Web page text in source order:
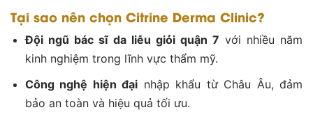
Tại sao nên chọn Citrine Derma Clinic?
Đội ngũ bác sĩ da liễu giỏi quận 7 với nhiều năm
kinh nghiệm trong lĩnh vực thẩm mỹ.
Công nghệ hiện đại nhập khẩu từ Châu Âu, đảm
bảo an toàn và hiệu quả tối ưu.